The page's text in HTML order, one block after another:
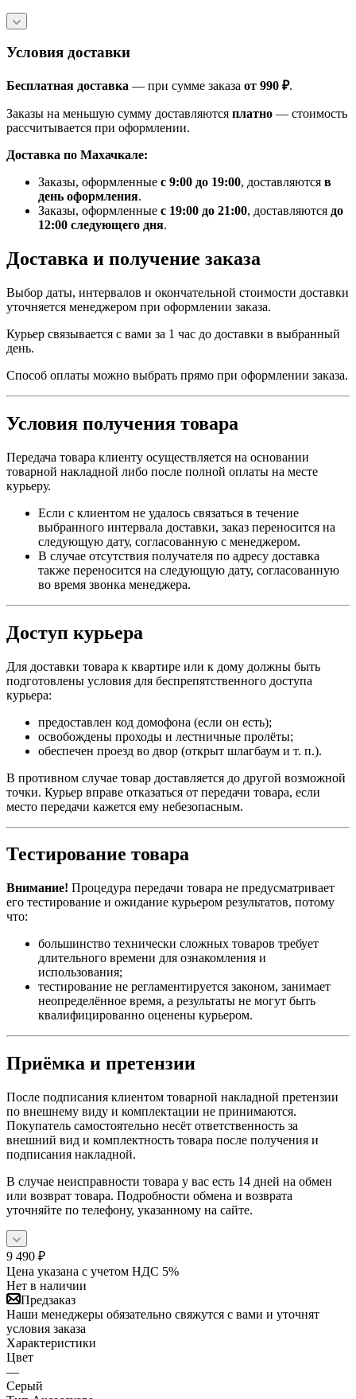
Условия доставки
Бесплатная доставка — при сумме заказа от 990 ₽.
Заказы на меньшую сумму доставляются платно — стоимость
рассчитывается при оформлении.
Доставка по Махачкале:
Заказы, оформленные с 9:00 до 19:00, доставляются в
день оформления.
Заказы, оформленные с 19:00 до 21:00, доставляются до
12:00 следующего дня.
Доставка и получение заказа
Выбор даты, интервалов и окончательной стоимости доставки
уточняется менеджером при оформлении заказа.
Курьер связывается с вами за 1 час до доставки в выбранный
день.
Способ оплаты можно выбрать прямо при оформлении заказа.
Условия получения товара
Передача товара клиенту осуществляется на основании
товарной накладной либо после полной оплаты на месте
курьеру.
Если с клиентом не удалось связаться в течение
выбранного интервала доставки, заказ переносится на
следующую дату, согласованную с менеджером.
В случае отсутствия получателя по адресу доставка
также переносится на следующую дату, согласованную
во время звонка менеджера.
Доступ курьера
Для доставки товара к квартире или к дому должны быть
подготовлены условия для беспрепятственного доступа
курьера:
предоставлен код домофона (если он есть);
освобождены проходы и лестничные пролёты;
обеспечен проезд во двор (открыт шлагбаум и т. п.).
В противном случае товар доставляется до другой возможной
точки. Курьер вправе отказаться от передачи товара, если
место передачи кажется ему небезопасным.
Тестирование товара
Внимание! Процедура передачи товара не предусматривает
его тестирование и ожидание курьером результатов, потому
что:
большинство технически сложных товаров требует
длительного времени для ознакомления и
использования;
тестирование не регламентируется законом, занимает
неопределённое время, а результаты не могут быть
квалифицированно оценены курьером.
Приёмка и претензии
После подписания клиентом товарной накладной претензии
по внешнему виду и комплектации не принимаются.
Покупатель самостоятельно несёт ответственность за
внешний вид и комплектность товара после получения и
подписания накладной.
В случае неисправности товара у вас есть 14 дней на обмен
или возврат товара. Подробности обмена и возврата
уточняйте по телефону, указанному на сайте.
9 490 ₽
Цена указана с учетом НДС 5%
Нет в наличии
Предзаказ
Наши менеджеры обязательно свяжутся с вами и уточнят
условия заказа
Характеристики
Цвет
—
Серый